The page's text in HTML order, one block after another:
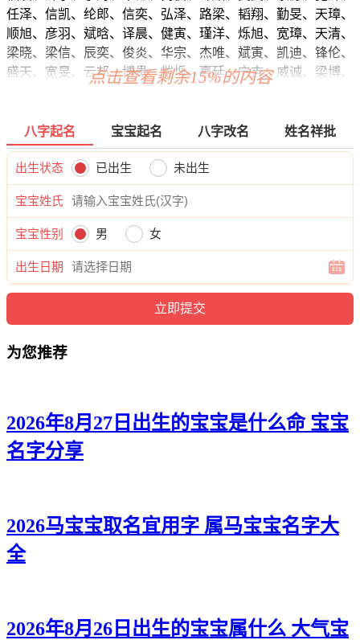
任泽、信凯、纶郎、信奕、弘泽、路梁、韬翔、勤旻、天璋、
顺旭、彦羽、斌晗、译晨、健寅、瑾洋、烁旭、宽璋、天清、
梁晓、梁信、辰奕、俊炎、华宗、杰唯、斌寅、凯迪、锋伦、
盛天、宽旻、云邦、博贵、恺烁、嘉廷、宁吉、威诚、梁博、
怡姝、映菡、妙雅、水筠、若梦、安唯、俪瑾、云璐、甜奕、
娅蕾、兰影、滢泉、佳姿、语姿、悦蓉、茵奇、蕾冉、婉奕、
甜岚、雅俪、梓慕、婧蕾、涵甯、菲玥、梦诗、映碧、婷嫣、
梓蓓、倩乐、若晓、姿可、澜瑶、寻裳、诗旋、菱婕、忆芙、
晓雅、佳怡、姿蕾、梓佳、兮奕、采丽、薇莹、朵影、俪冰、
雨嫣、枫璇、俪岚、萌初、依姗、甜艺、蕾洛、珞晴、楚颖、
静虹、玥兮、菡雅、云泉、慧歆、黛万、影妮、姿昕、泉泉、
静新。
点击查看剩余15%的内容
八字起名 宝宝起名 八字改名 姓名祥批
出生状态 已出生 未出生
宝宝姓氏
宝宝性别 男 女
出生日期
为您推荐
2026年8月27日出生的宝宝是什么命 宝宝
名字分享
2026马宝宝取名宜用字 属马宝宝名字大
全
2026年8月26日出生的宝宝属什么 大气宝